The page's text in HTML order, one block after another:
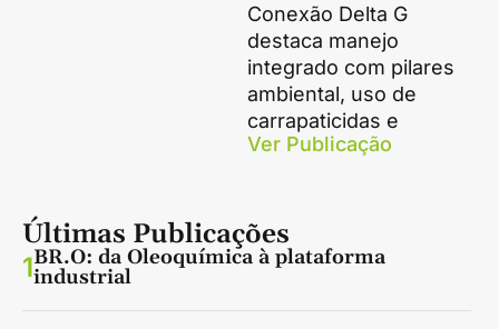
Conexão Delta G
destaca manejo
integrado com pilares
ambiental, uso de
carrapaticidas e
Ver Publicação
Últimas Publicações
1BR.O: da Oleoquímica à plataforma
industrial